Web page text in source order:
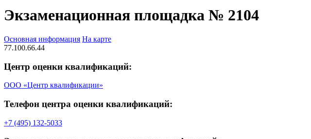
Экзаменационная площадка № 2104
Основная информация На карте
77.100.66.44
Центр оценки квалификаций:
ООО «Центр квалификации»
Телефон центра оценки квалификаций:
+7 (495) 132-5033